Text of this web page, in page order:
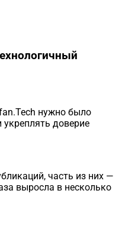
нужно было
доверие
часть из них —
выросла в несколько